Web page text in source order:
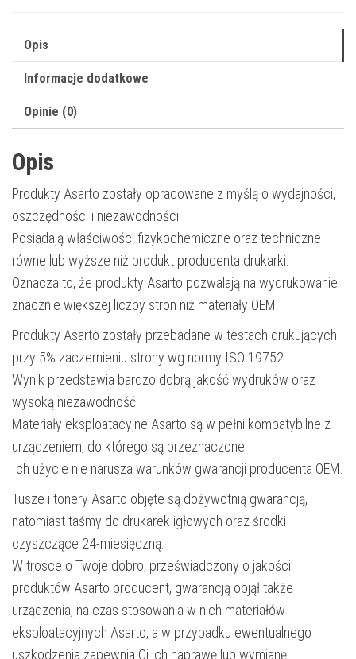
20000
black
Opis
Informacje dodatkowe
Opinie (0)
Opis
Produkty Asarto zostały opracowane z myślą o wydajności,
oszczędności i niezawodności.
Posiadają właściwości fizykochemiczne oraz techniczne
równe lub wyższe niż produkt producenta drukarki.
Oznacza to, że produkty Asarto pozwalają na wydrukowanie
znacznie większej liczby stron niż materiały OEM.
Produkty Asarto zostały przebadane w testach drukujących
przy 5% zaczernieniu strony wg normy ISO 19752.
Wynik przedstawia bardzo dobrą jakość wydruków oraz
wysoką niezawodność.
Materiały eksploatacyjne Asarto są w pełni kompatybilne z
urządzeniem, do którego są przeznaczone.
Ich użycie nie narusza warunków gwarancji producenta OEM.
Tusze i tonery Asarto objęte są dożywotnią gwarancją,
natomiast taśmy do drukarek igłowych oraz środki
czyszczące 24-miesięczną.
W trosce o Twoje dobro, przeświadczony o jakości
produktów Asarto producent, gwarancją objął także
urządzenia, na czas stosowania w nich materiałów
eksploatacyjnych Asarto, a w przypadku ewentualnego
uszkodzenia zapewnia Ci ich naprawę lub wymianę.